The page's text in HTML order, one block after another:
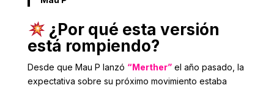
¿Por qué esta versión
está rompiendo?
Desde que Mau P lanzó “Merther”el año pasado, la
expectativa sobre su próximo movimiento estaba